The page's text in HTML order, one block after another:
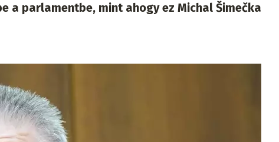
a parlamentbe, mint ahogy ez Michal Šimečka